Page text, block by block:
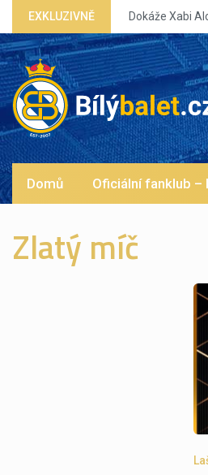
EXKLUZIVNĚ Dokáže Xabi
Domů Oficiální fanklub –
Zlatý míč